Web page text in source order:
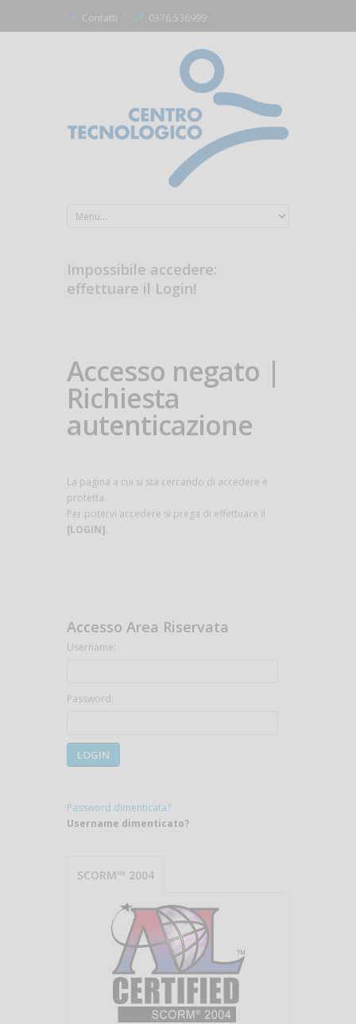
Contatti 0376.536999
Impossibile accedere:
effettuare il Login!
Accesso negato |
Richiesta
autenticazione
La pagina a cui si sta cercando di accedere è
protetta.
Per potervi accedere si prega di effettuare il
[LOGIN].
Accesso Area Riservata
Username:
Password:
LOGIN
Password dimenticata?
Username dimenticato?
SCORM™ 2004